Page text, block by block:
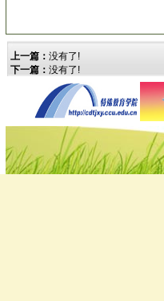
上一篇： 没有了!
下一篇： 没有了!